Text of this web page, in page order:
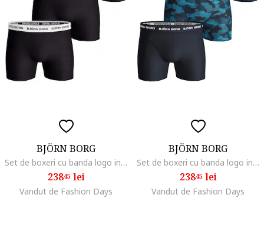
BJÖRN BORG
Set de boxeri cu banda logo in talie - 3 perechi, Alb/Negru
23845lei
Vandut de Fashion Days
BJÖRN BORG
Set de boxeri cu banda logo in talie - 3 perechi, Turcoaz/Albastru
23845lei
Vandut de Fashion Days